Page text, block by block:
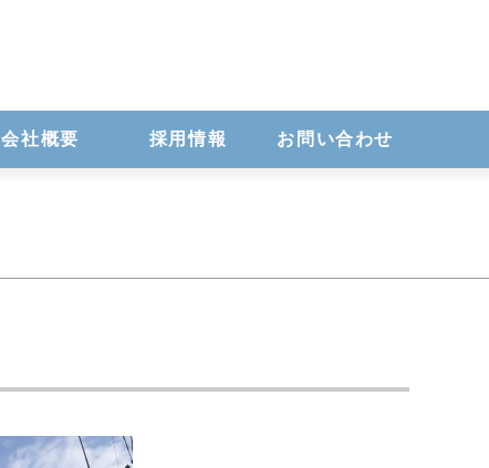
会社概要 採用情報 お問い合わせ